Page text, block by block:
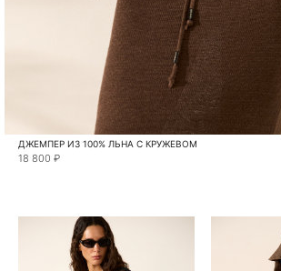
ДЖЕМПЕР ИЗ 100% ЛЬНА С КРУЖЕВОМ
18 800 ₽